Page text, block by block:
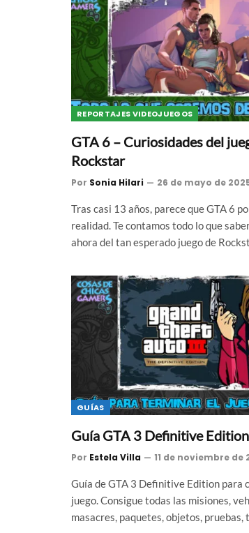
REPORTAJES VIDEOJUEGOS
GTA 6 – Curiosidades del
Rockstar
Por Sonia Hilari 26 de mayo de
Tras casi 13 años, parece que GTA 6
realidad. Te contamos todo lo que
ahora del tan esperado juego de
GUÍAS
Guía GTA 3 Definitive Edition
Por Estela Villa 11 de noviembre de
Guía de GTA 3 Definitive Edition para
juego. Consigue todas las misiones,
masacres, paquetes, objetos,